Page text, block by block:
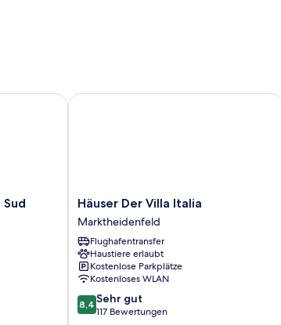
Häuser
Der
Villa
Italia
Marktheidenfeld
Häuser Der Villa Italia
Marktheidenfeld
Flughafentransfer
Haustiere erlaubt
Kostenlose Parkplätze
Kostenloses WLAN
8.4
von
8,4 Sehr gut
117 Bewertungen
Häuser Der Villa Italia